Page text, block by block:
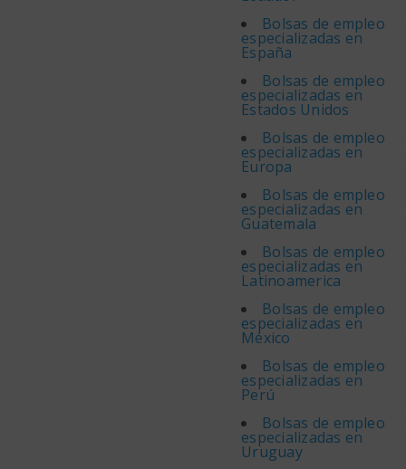
Bolsas de empleo
especializadas en
España
Bolsas de empleo
especializadas en
Estados Unidos
Bolsas de empleo
especializadas en
Europa
Bolsas de empleo
especializadas en
Guatemala
Bolsas de empleo
especializadas en
Latinoamerica
Bolsas de empleo
especializadas en
México
Bolsas de empleo
especializadas en
Perú
Bolsas de empleo
especializadas en
Uruguay